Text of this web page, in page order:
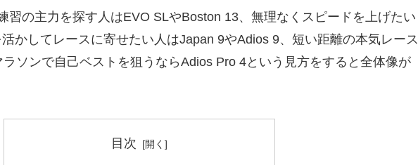
習の主力を探す人はEVO SLやBoston 13、無理なくスピードを上げたい
かしてレースに寄せたい人はJapan 9やAdios 9、短い距離の本気レース
ソンで自己ベストを狙うならAdios Pro 4という見方をすると全体像が
目次